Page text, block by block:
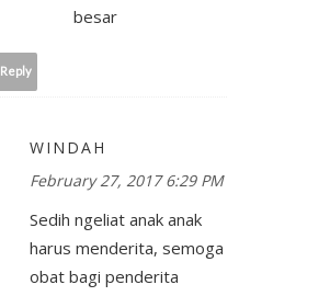
besar
Reply
WINDAH
February 27, 2017 6:29 PM
Sedih ngeliat anak anak
harus menderita, semoga
obat bagi penderita